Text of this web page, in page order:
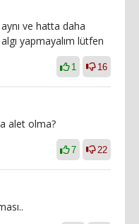
aynı ve hatta daha
yapmayalım lütfen
1 16
alet olma?
7 22